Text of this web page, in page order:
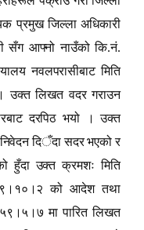
प्रमुख जिल्ला अधिकारी
सँग आफ्नो नाउँको कि.नं.
नवलपरासीबाट मिति
उक्त लिखत वदर गराउन
दरपिठ भयो । उक्त
दिँदा सदर भएको र
हुँदा उक्त क्रमशः मिति
को आदेश तथा
मा पारित लिखत